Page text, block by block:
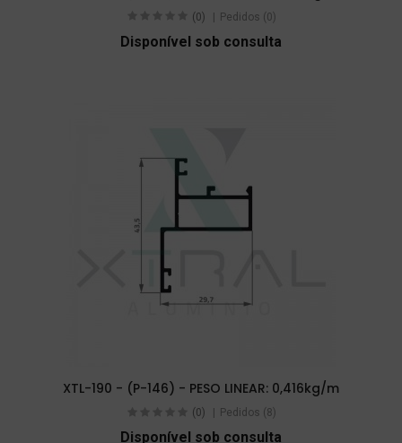
(0) Pedidos (0)
Disponível sob consulta
XTL-190 - (P-146) - PESO LINEAR: 0,416kg/m
(0) Pedidos (8)
Disponível sob consulta